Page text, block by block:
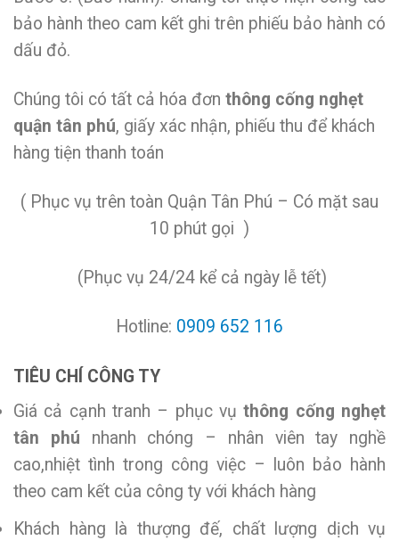
bảo hành theo cam kết ghi trên phiếu bảo hành có
dấu đỏ.
Chúng tôi có tất cả hóa đơn thông cống nghẹt
quận tân phú, giấy xác nhận, phiếu thu để khách
hàng tiện thanh toán
( Phục vụ trên toàn Quận Tân Phú – Có mặt sau
10 phút gọi )
(Phục vụ 24/24 kể cả ngày lễ tết)
Hotline: 0909 652 116
TIÊU CHÍ CÔNG TY
Giá cả cạnh tranh – phục vụthông cống nghẹt
tân phú nhanh chóng – nhân viên tay nghề
cao,nhiệt tình trong công việc – luôn bảo hành
theo cam kết của công ty với khách hàng
Khách hàng là thượng đế, chất lượng dịch vụ